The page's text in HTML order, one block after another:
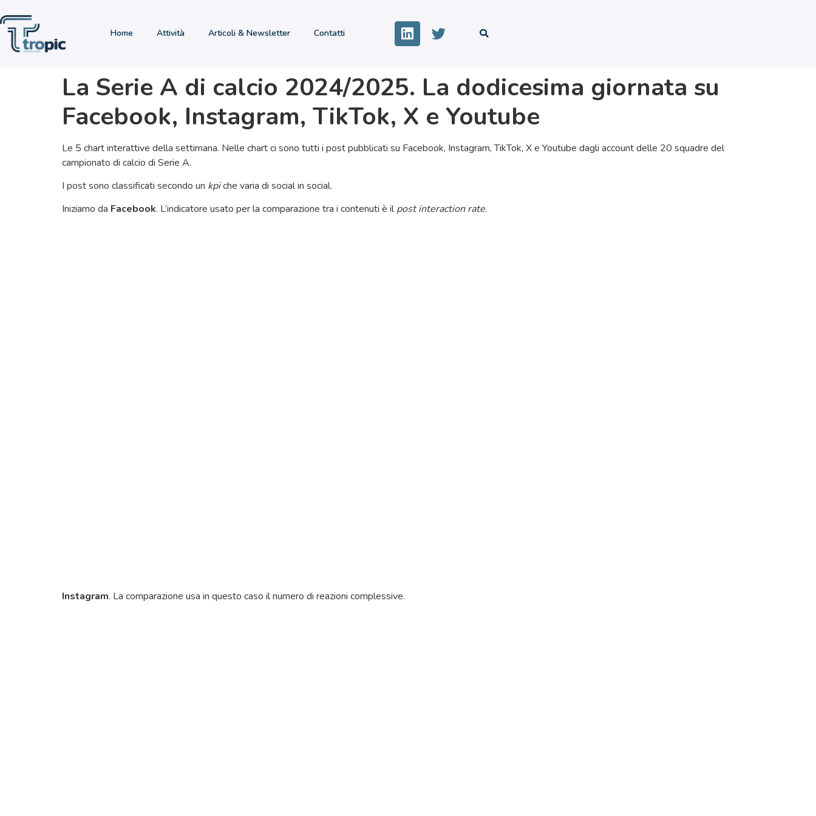
Home Attività Articoli & Newsletter Contatti
La Serie A di calcio 2024/2025. La dodicesima giornata su
Facebook, Instagram, TikTok, X e Youtube
Le 5 chart interattive della settimana. Nelle chart ci sono tutti i post pubblicati su Facebook, Instagram, TikTok, X e Youtube dagli account delle 20 squadre del
campionato di calcio di Serie A.
I post sono classificati secondo un kpiche varia di social in social.
Iniziamo da Facebook. L’indicatore usato per la comparazione tra i contenuti è ilpost interaction rate.
Instagram. La comparazione usa in questo caso il numero di reazioni complessive.